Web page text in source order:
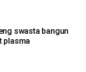
swasta bangun
plasma